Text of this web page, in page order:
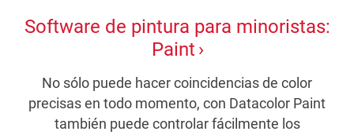
Software de pintura para minoristas:
Paint
No sólo puede hacer coincidencias de color
precisas en todo momento, con Datacolor Paint
también puede controlar fácilmente los